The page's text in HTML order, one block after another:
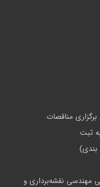
ثبت
مهندسی نقشه‌برداری و